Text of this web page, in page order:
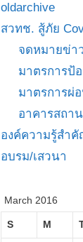
oldarchive
สวทช. สู้ภัย
จดหมายข่า
มาตรการป้
มาตรการผ่
อาคารสถา
องค์ความรู้สำ
อบรม/เสวนา
March 2016
S M